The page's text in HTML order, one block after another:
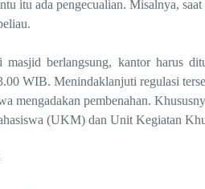
itu ada pengecualian. Misalnya, saat
masjid berlangsung, kantor harus
WIB. Menindaklanjuti regulasi
mengadakan pembenahan.
(UKM) dan Unit Kegiatan